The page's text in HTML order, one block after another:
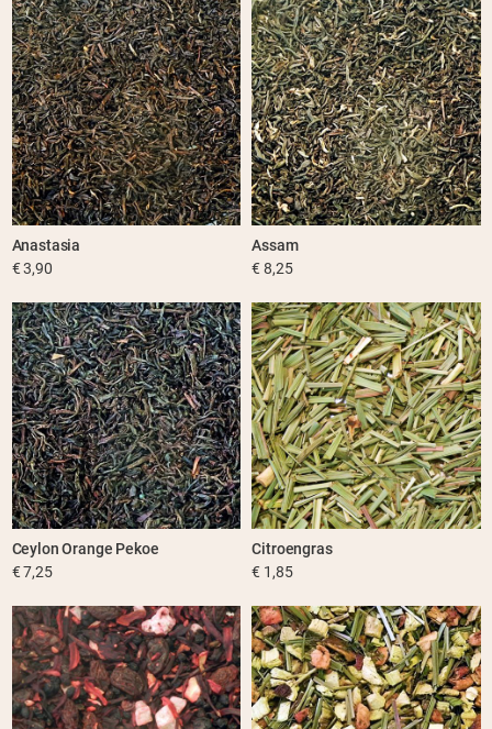
Anastasia
€ 3,90
Assam
€ 8,25
Ceylon Orange Pekoe
€ 7,25
Citroengras
€ 1,85